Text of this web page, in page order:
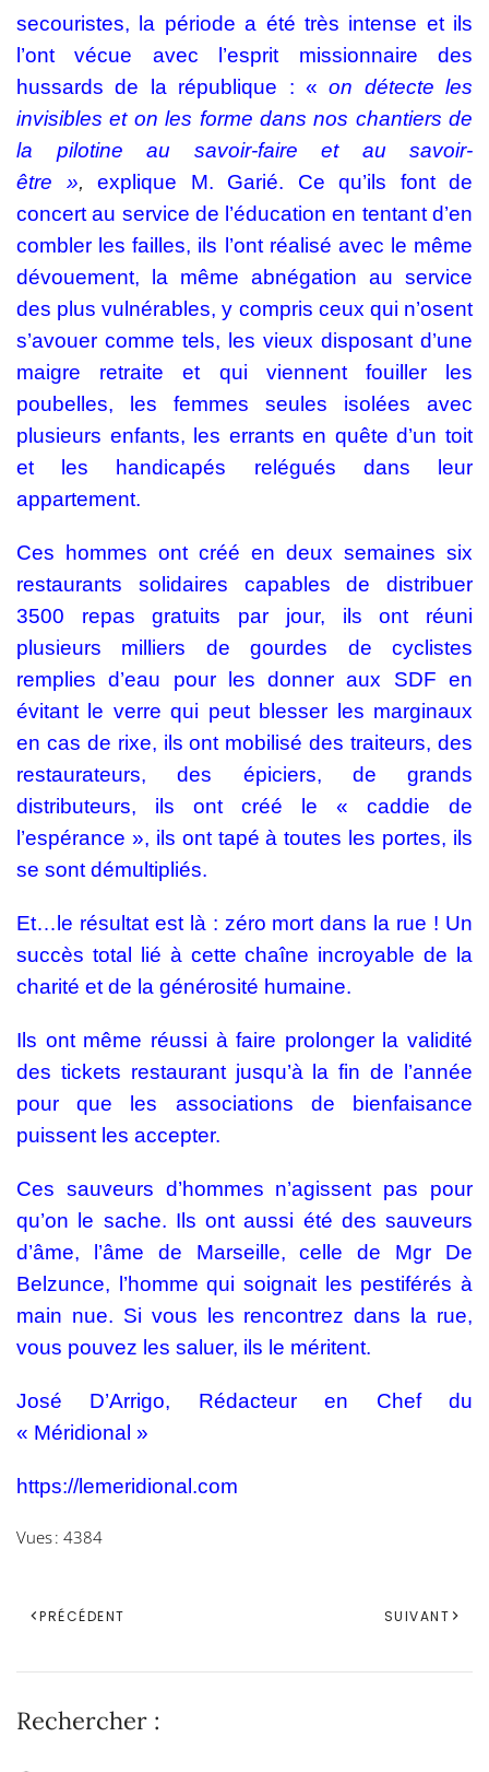
secouristes, la période a été très intense et ils
l’ont vécue avec l’esprit missionnaire des
hussards de la république : «on détecte les
invisibles et on les forme dans nos chantiers de
la pilotine au savoir-faire et au savoir-
être », explique M. Garié. Ce qu’ils font de
concert au service de l’éducation en tentant d’en
combler les failles, ils l’ont réalisé avec le même
dévouement, la même abnégation au service
des plus vulnérables, y compris ceux qui n’osent
s’avouer comme tels, les vieux disposant d’une
maigre retraite et qui viennent fouiller les
poubelles, les femmes seules isolées avec
plusieurs enfants, les errants en quête d’un toit
et les handicapés relégués dans leur
appartement.
Ces hommes ont créé en deux semaines six
restaurants solidaires capables de distribuer
3500 repas gratuits par jour, ils ont réuni
plusieurs milliers de gourdes de cyclistes
remplies d’eau pour les donner aux SDF en
évitant le verre qui peut blesser les marginaux
en cas de rixe, ils ont mobilisé des traiteurs, des
restaurateurs, des épiciers, de grands
distributeurs, ils ont créé le « caddie de
l’espérance », ils ont tapé à toutes les portes, ils
se sont démultipliés.
Et…le résultat est là : zéro mort dans la rue ! Un
succès total lié à cette chaîne incroyable de la
charité et de la générosité humaine.
Ils ont même réussi à faire prolonger la validité
des tickets restaurant jusqu’à la fin de l’année
pour que les associations de bienfaisance
puissent les accepter.
Ces sauveurs d’hommes n’agissent pas pour
qu’on le sache. Ils ont aussi été des sauveurs
d’âme, l’âme de Marseille, celle de Mgr De
Belzunce, l’homme qui soignait les pestiférés à
main nue. Si vous les rencontrez dans la rue,
vous pouvez les saluer, ils le méritent.
José D’Arrigo, Rédacteur en Chef du
« Méridional »
https://lemeridional.com
Vues : 4384
PRÉCÉDENT SUIVANT
Rechercher :